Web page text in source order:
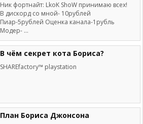
Ник фортнайт: LkoK ShoW принимаю всех!
В дискорд со мной- 10рублей
Пиар-5рублей Оценка канала-1рубль
Модер- ...
В чём секрет кота Бориса?
SHAREfactory™ playstation
План Бориса Джонсона